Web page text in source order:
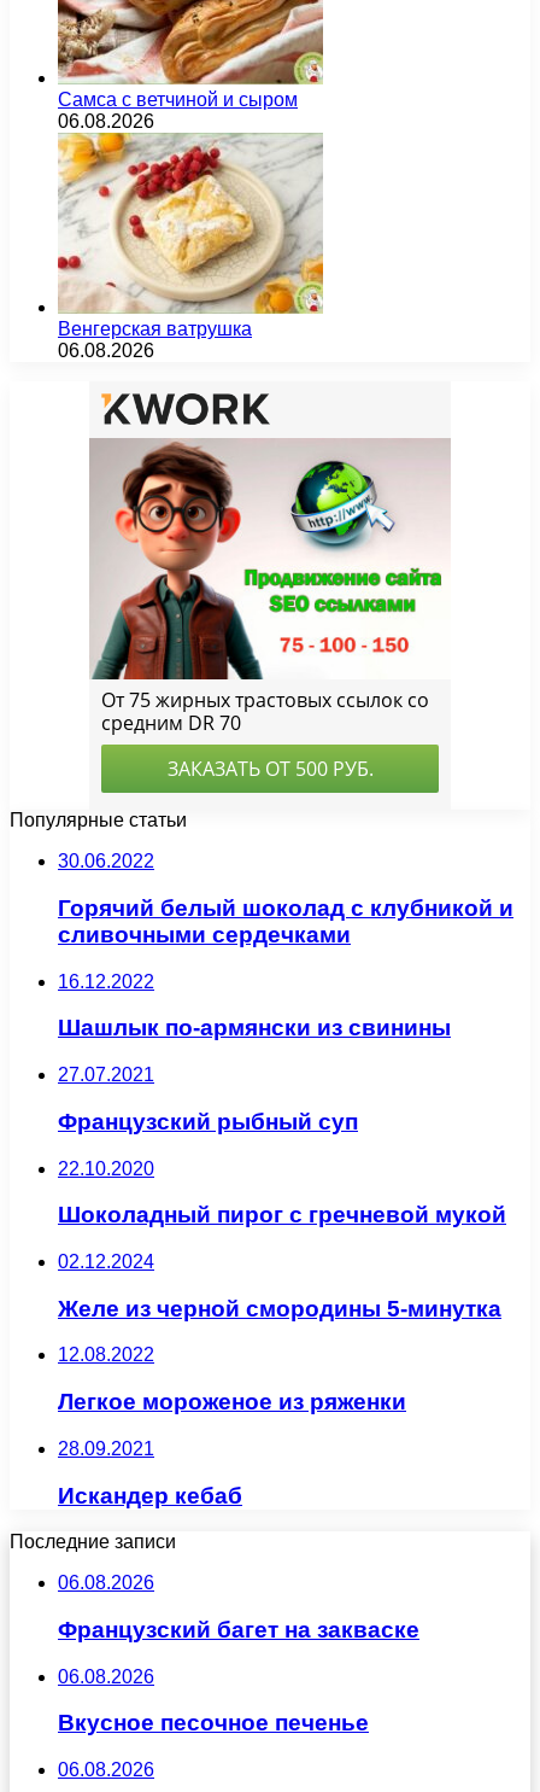
Самса с ветчиной и сыром
06.08.2026
Венгерская ватрушка
06.08.2026
Популярные статьи
30.06.2022
Горячий белый шоколад с клубникой и
сливочными сердечками
16.12.2022
Шашлык по-армянски из свинины
27.07.2021
Французский рыбный суп
22.10.2020
Шоколадный пирог с гречневой мукой
02.12.2024
Желе из черной смородины 5-минутка
12.08.2022
Легкое мороженое из ряженки
28.09.2021
Искандер кебаб
Последние записи
06.08.2026
Французский багет на закваске
06.08.2026
Вкусное песочное печенье
06.08.2026